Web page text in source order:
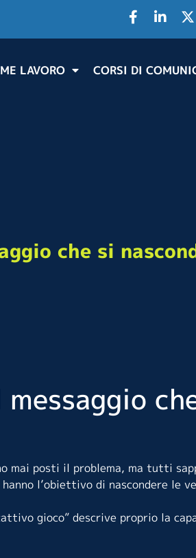
LAVORO CORSI DI
che si
mai posti il problema, ma tutti
l’obiettivo di nascondere le
gioco” descrive proprio la